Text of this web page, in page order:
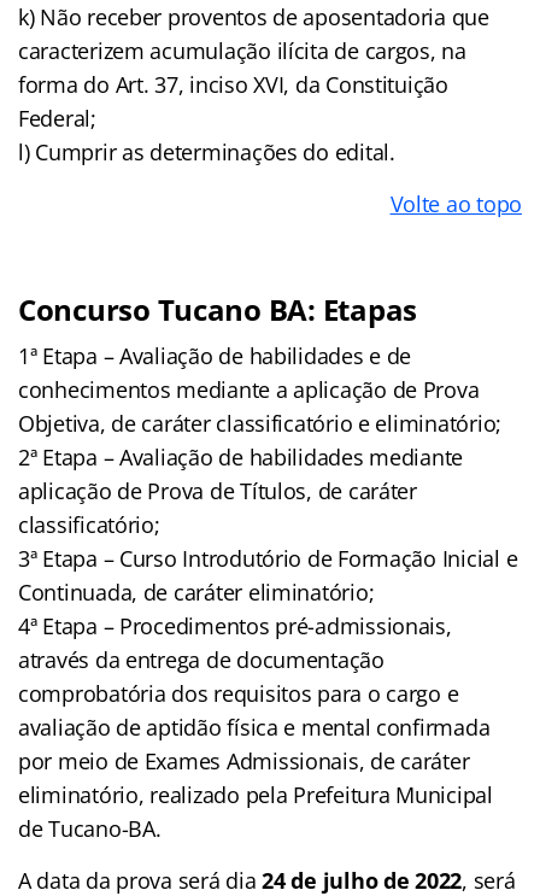
k) Não receber proventos de aposentadoria que
caracterizem acumulação ilícita de cargos, na
forma do Art. 37, inciso XVI, da Constituição
Federal;
l) Cumprir as determinações do edital.
Volte ao topo
Concurso Tucano BA: Etapas
1ª Etapa – Avaliação de habilidades e de
conhecimentos mediante a aplicação de Prova
Objetiva, de caráter classificatório e eliminatório;
2ª Etapa – Avaliação de habilidades mediante
aplicação de Prova de Títulos, de caráter
classificatório;
3ª Etapa – Curso Introdutório de Formação Inicial e
Continuada, de caráter eliminatório;
4ª Etapa – Procedimentos pré-admissionais,
através da entrega de documentação
comprobatória dos requisitos para o cargo e
avaliação de aptidão física e mental confirmada
por meio de Exames Admissionais, de caráter
eliminatório, realizado pela Prefeitura Municipal
de Tucano-BA.
A data da prova será dia24 de julho de 2022, será